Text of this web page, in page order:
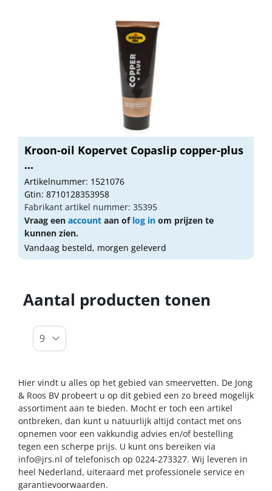
Kroon-oil Kopervet Copaslip copper-plus
...
Artikelnummer: 1521076
Gtin: 8710128353958
Fabrikant artikel nummer: 35395
Vraag een account aan of log in om prijzen te
kunnen zien.
Vandaag besteld, morgen geleverd
Aantal producten tonen
Hier vindt u alles op het gebied van smeervetten. De Jong
& Roos BV probeert u op dit gebied een zo breed mogelijk
assortiment aan te bieden. Mocht er toch een artikel
ontbreken, dan kunt u natuurlijk altijd contact met ons
opnemen voor een vakkundig advies en/of bestelling
tegen een scherpe prijs. U kunt ons bereiken via
info@jrs.nl of telefonisch op 0224-273327. Wij leveren in
heel Nederland, uiteraard met professionele service en
garantievoorwaarden.